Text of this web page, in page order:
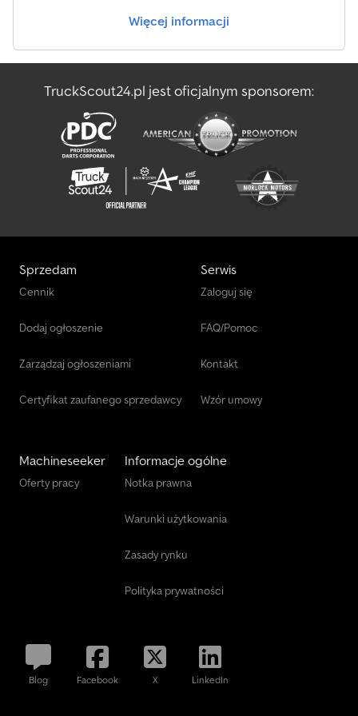
Więcej informacji
TruckScout24.pl jest oficjalnym sponsorem:
Sprzedam
Cennik
Dodaj ogłoszenie
Zarządzaj ogłoszeniami
Certyfikat zaufanego sprzedawcy
Serwis
Zaloguj się
FAQ/Pomoc
Kontakt
Wzór umowy
Machineseeker
Oferty pracy
Informacje ogólne
Notka prawna
Warunki użytkowania
Zasady rynku
Polityka prywatności
Blog Facebook X LinkedIn